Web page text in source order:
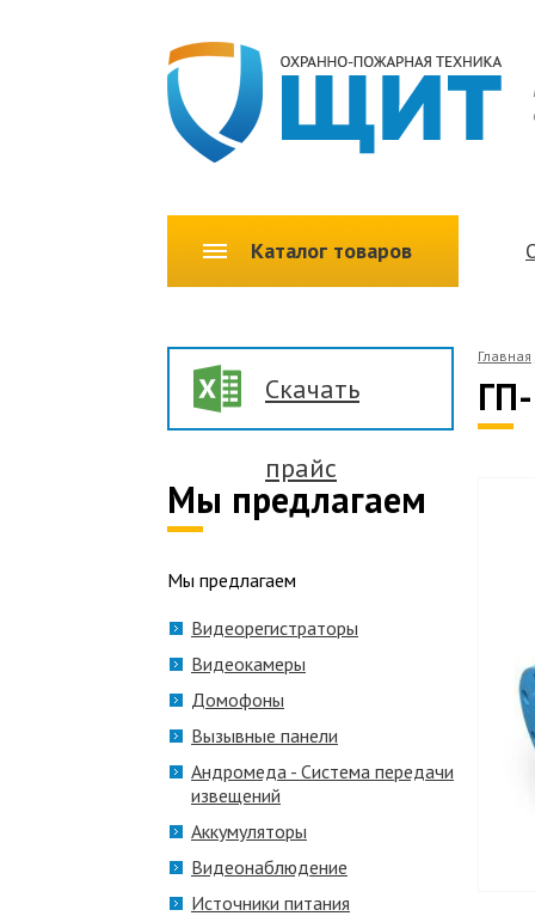
Каталог товаров
Главная
Скачать
прайс
Мы предлагаем
Мы предлагаем
Видеорегистраторы
Видеокамеры
Домофоны
Вызывные панели
Андромеда - Система передачи
извещений
Аккумуляторы
Видеонаблюдение
Источники питания